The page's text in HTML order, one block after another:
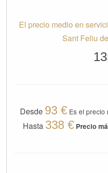
El precio medio en
Sant Feliu
Desde 93 € Es el precio
Hasta 338 € Precio